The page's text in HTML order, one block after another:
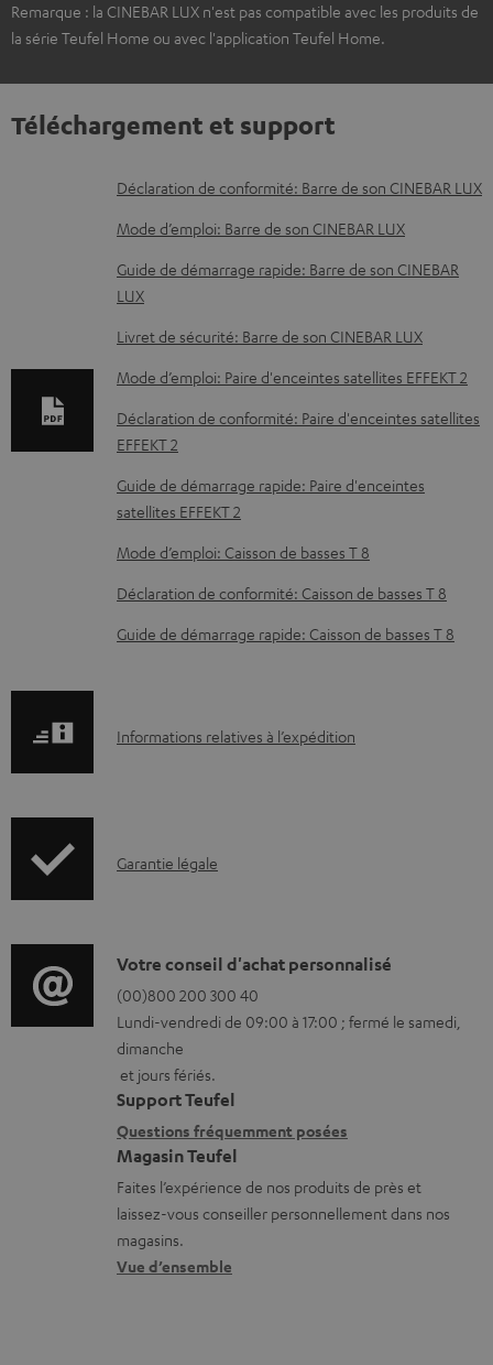
Remarque : la CINEBAR LUX n'est pas compatible avec les produits de
la série Teufel Home ou avec l'application Teufel Home.
Téléchargement et support
D
o
u
e
n
t
s
t
é
l
é
h
g
b
Déclaration de conformité: Barre de son CINEBAR LUX
Mode d’emploi: Barre de son CINEBAR LUX
Guide de démarrage rapide: Barre de son CINEBAR
LUX
Livret de sécurité: Barre de son CINEBAR LUX
Mode d’emploi: Paire d'enceintes satellites EFFEKT 2
Déclaration de conformité: Paire d'enceintes satellites
EFFEKT 2
Guide de démarrage rapide: Paire d'enceintes
satellites EFFEKT 2
Mode d’emploi: Caisson de basses T 8
Déclaration de conformité: Caisson de basses T 8
Guide de démarrage rapide: Caisson de basses T 8
I
r
t
i
o
n
s
r
e
l
a
t
Informations relatives à l’expédition
I
o
r
m
a
t
i
o
n
s
r
Garantie légale
D
é
t
a
i
l
s
c
o
n
Votre conseil d'achat personnalisé
(00)800 200 300 40
Lundi-vendredi de 09:00 à 17:00 ; fermé le samedi,
dimanche
et jours fériés.
Support Teufel
Questions fréquemment posées
Magasin Teufel
Faites l’expérience de nos produits de près et
laissez-vous conseiller personnellement dans nos
magasins.
Vue d’ensemble